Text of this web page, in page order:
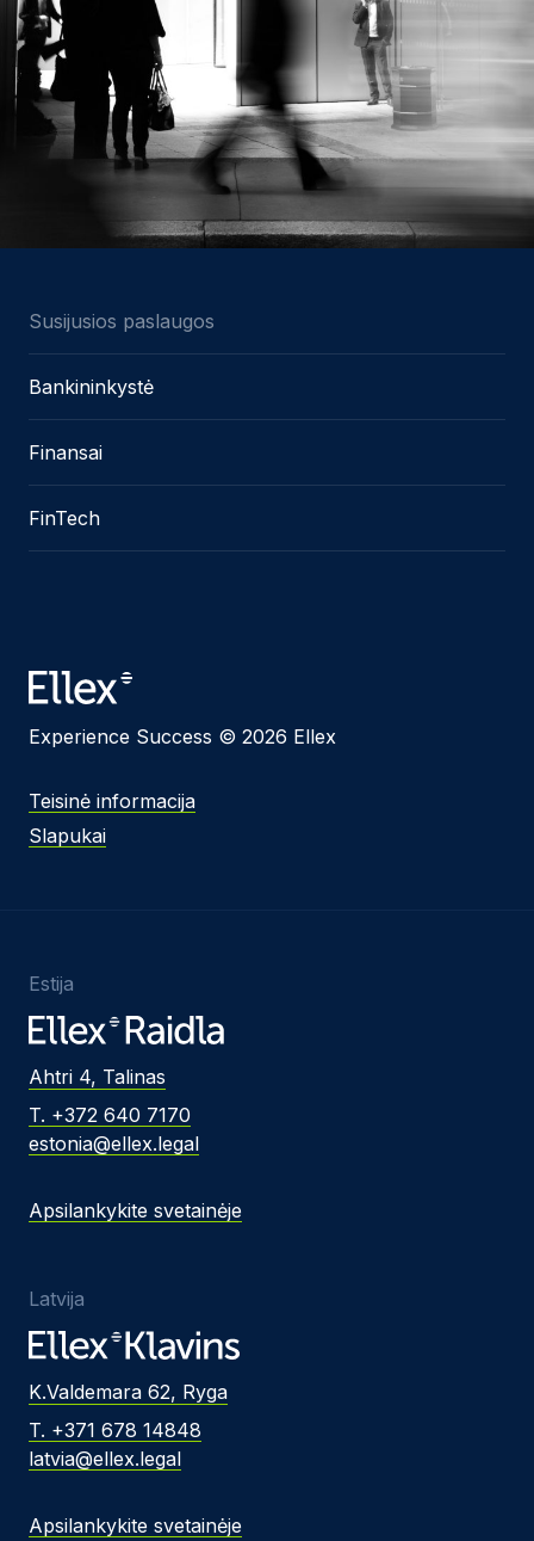
Susijusios paslaugos
Bankininkystė
Finansai
FinTech
Experience Success © 2026 Ellex
Teisinė informacija
Slapukai
Estija
Ahtri 4, Talinas
T. +372 640 7170
estonia@ellex.legal
Apsilankykite svetainėje
Latvija
K.Valdemara 62, Ryga
T. +371 678 14848
latvia@ellex.legal
Apsilankykite svetainėje